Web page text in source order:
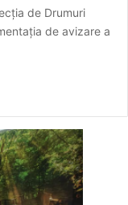
de Drumuri
de avizare a